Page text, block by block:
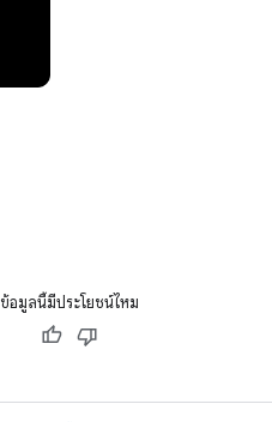
ข้อมูลนี้มีประโยชน์ไหม